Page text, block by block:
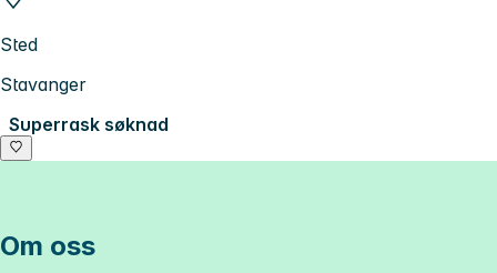
Sted
Stavanger
Superrask søknad
Om oss